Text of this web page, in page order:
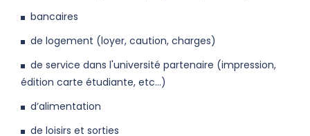
bancaires
de logement (loyer, caution, charges)
de service dans l'université partenaire (impression,
édition carte étudiante, etc...)
d’alimentation
de loisirs et sorties